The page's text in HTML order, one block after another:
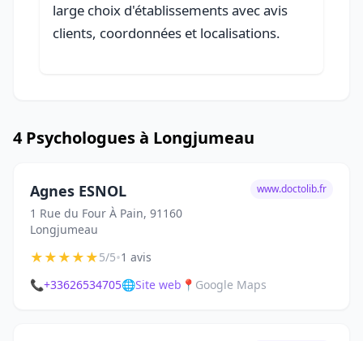
large choix d'établissements avec avis
clients, coordonnées et localisations.
4 Psychologues à Longjumeau
Agnes ESNOL
1 Rue du Four À Pain, 91160
Longjumeau
www.doctolib.fr
★★★★★5/5•1 avis
📞+33626534705🌐Site web 📍 Google Maps